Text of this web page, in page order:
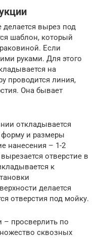
вырез под
шаблон, который
Если
руками. Для этого
на
проводится линия,
Она бывает
откладывается
и размеры
нанесения – 1-2
отверстие в
к
делается
отверстия под мойку.
просверлить по
сквозных